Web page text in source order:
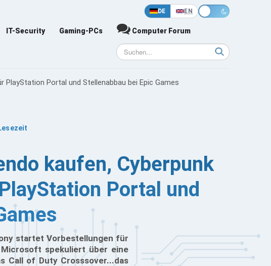
DE EN
IT-Security Gaming-PCs Computer Forum
Portal und Stellenabbau bei Epic Games
kaufen, Cyberpunk
Portal und
startet Vorbestellungen für
spekuliert über eine
Call of Duty Crosssover...das